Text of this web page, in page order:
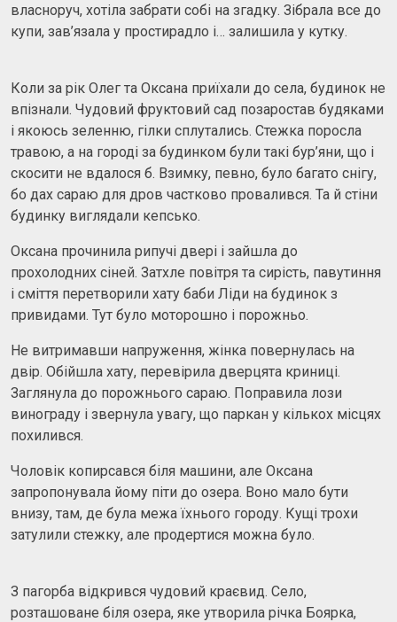
власноруч, хотіла забрати собі на згадку. Зібрала все до
купи, зав’язала у простирадло і… залишила у кутку.
Коли за рік Олег та Оксана приїхали до села, будинок не
впізнали. Чудовий фруктовий сад позаростав будяками
і якоюсь зеленню, гілки сплутались. Стежка поросла
травою, а на городі за будинком були такі бур’яни, що і
скосити не вдалося б. Взимку, певно, було багато снігу,
бо дах сараю для дров частково провалився. Та й стіни
будинку виглядали кепсько.
Оксана прочинила рипучі двері і зайшла до
прохолодних сіней. Затхле повітря та сирість, павутиння
і сміття перетворили хату баби Ліди на будинок з
привидами. Тут було моторошно і порожньо.
Не витримавши напруження, жінка повернулась на
двір. Обійшла хату, перевірила дверцята криниці.
Заглянула до порожнього сараю. Поправила лози
винограду і звернула увагу, що паркан у кількох місцях
похилився.
Чоловік копирсався біля машини, але Оксана
запропонувала йому піти до озера. Воно мало бути
внизу, там, де була межа їхнього городу. Кущі трохи
затулили стежку, але продертися можна було.
З пагорба відкрився чудовий краєвид. Село,
розташоване біля озера, яке утворила річка Боярка,